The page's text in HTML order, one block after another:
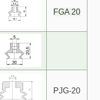
FGA 20
PJG-20